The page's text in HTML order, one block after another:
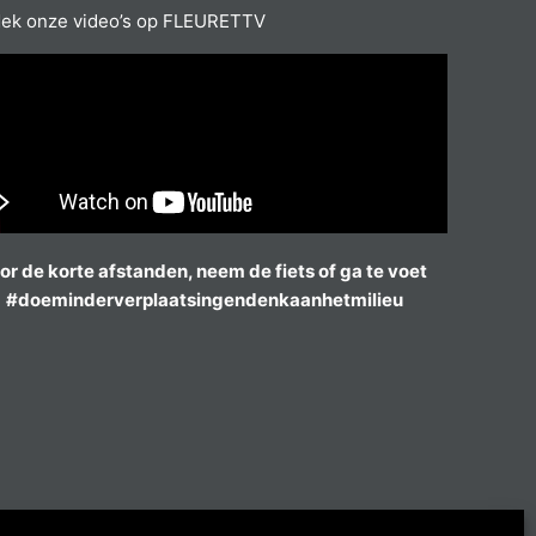
onze video’s op FLEURETTV
de korte afstanden, neem de fiets of ga te voet
#doeminderverplaatsingendenkaanhetmilieu